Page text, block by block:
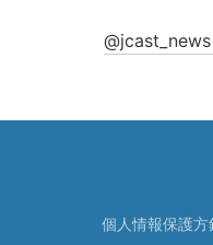
個人情報保護方